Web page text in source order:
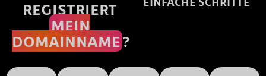
REGISTRIERT
MEIN
DOMAINNAME?